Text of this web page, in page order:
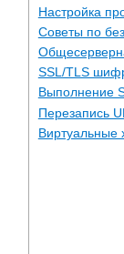
Настройка
Советы по
SSL/TLS
Выполнение
Перезапись
Виртуальные